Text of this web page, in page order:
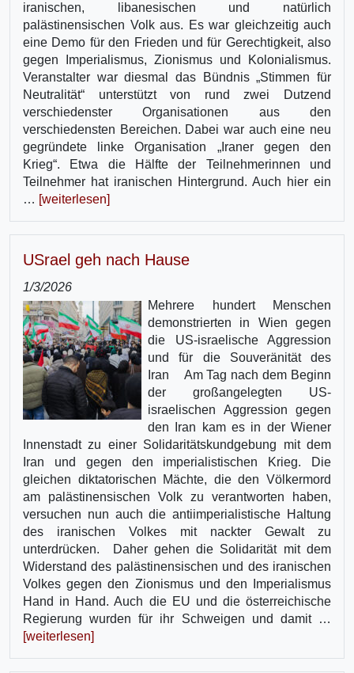
iranischen, libanesischen und natürlich
palästinensischen Volk aus. Es war gleichzeitig auch
eine Demo für den Frieden und für Gerechtigkeit, also
gegen Imperialismus, Zionismus und Kolonialismus.
Veranstalter war diesmal das Bündnis „Stimmen für
Neutralität“ unterstützt von rund zwei Dutzend
verschiedenster Organisationen aus den
verschiedensten Bereichen. Dabei war auch eine neu
gegründete linke Organisation „Iraner gegen den
Krieg“. Etwa die Hälfte der Teilnehmerinnen und
Teilnehmer hat iranischen Hintergrund. Auch hier ein
… [weiterlesen]
USrael geh nach Hause
1/3/2026
Mehrere hundert Menschen
demonstrierten in Wien gegen
die US-israelische Aggression
und für die Souveränität des
Iran Am Tag nach dem Beginn
der großangelegten US-
israelischen Aggression gegen
den Iran kam es in der Wiener
Innenstadt zu einer Solidaritätskundgebung mit dem
Iran und gegen den imperialistischen Krieg. Die
gleichen diktatorischen Mächte, die den Völkermord
am palästinensischen Volk zu verantworten haben,
versuchen nun auch die antiimperialistische Haltung
des iranischen Volkes mit nackter Gewalt zu
unterdrücken. Daher gehen die Solidarität mit dem
Widerstand des palästinensischen und des iranischen
Volkes gegen den Zionismus und den Imperialismus
Hand in Hand. Auch die EU und die österreichische
Regierung wurden für ihr Schweigen und damit …
[weiterlesen]